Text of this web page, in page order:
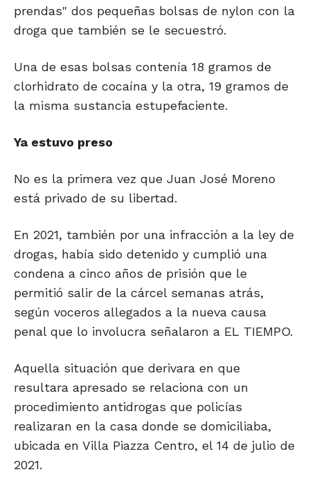
prendas" dos pequeñas bolsas de nylon con la
droga que también se le secuestró.
Una de esas bolsas contenía 18 gramos de
clorhidrato de cocaína y la otra, 19 gramos de
la misma sustancia estupefaciente.
Ya estuvo preso
No es la primera vez que Juan José Moreno
está privado de su libertad.
En 2021, también por una infracción a la ley de
drogas, había sido detenido y cumplió una
condena a cinco años de prisión que le
permitió salir de la cárcel semanas atrás,
según voceros allegados a la nueva causa
penal que lo involucra señalaron a EL TIEMPO.
Aquella situación que derivara en que
resultara apresado se relaciona con un
procedimiento antidrogas que policías
realizaran en la casa donde se domiciliaba,
ubicada en Villa Piazza Centro, el 14 de julio de
2021.